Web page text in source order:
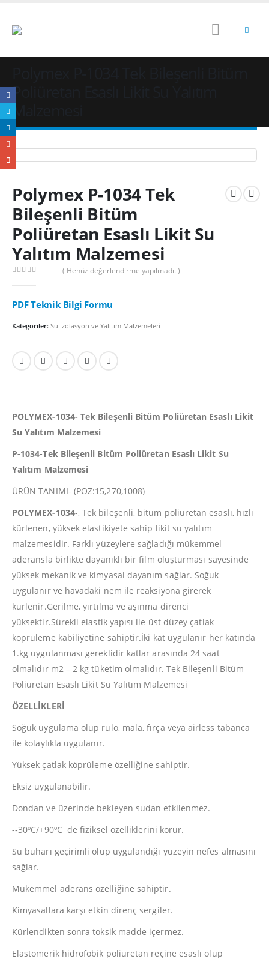
Poliüretan Esaslı Likit Su Yalıtım
Malzemesi
Polymex P-1034 Tek
Bileşenli Bitüm
Poliüretan Esaslı Likit Su
Yalıtım Malzemesi
( Henüz değerlendirme yapılmadı. )
PDF Teknik Bilgi Formu
Kategoriler: Su İzolasyon ve Yalıtım Malzemeleri
POLYMEX-1034- Tek Bileşenli Bitüm Poliüretan Esaslı Likit
Su Yalıtım Malzemesi
P-1034-Tek Bileşenli Bitüm Poliüretan Esaslı Likit Su
Yalıtım Malzemesi
ÜRÜN TANIMI- (POZ:15,270,1008)
POLYMEX-1034-, Tek bileşenli, bitüm poliüretan esaslı, hızlı
kürlenen, yüksek elastikiyete sahip likit su yalıtım
malzemesidir. Farklı yüzeylere sağladığı mükemmel
aderansla birlikte dayanıklı bir film oluşturması sayesinde
yüksek mekanik ve kimyasal dayanım sağlar. Soğuk
uygulanır ve havadaki nem ile reaksiyona girerek
kürlenir.Gerilme, yırtılma ve aşınma direnci
yüksektir.Sürekli elastik yapısı ile üst düzey çatlak
köprüleme kabiliyetine sahiptir.İki kat uygulanır her katında
1.kg uygulanması gereklidir katlar arasında 24 saat
olmalıdır m2 – 2 kg tüketim olmalıdır. Tek Bileşenli Bitüm
Poliüretan Esaslı Likit Su Yalıtım Malzemesi
ÖZELLİKLERİ
Soğuk uygulama olup rulo, mala, fırça veya airless tabanca
ile kolaylıkla uygulanır.
Yüksek çatlak köprüleme özelliğine sahiptir.
Eksiz uygulanabilir.
Dondan ve üzerinde bekleyen sudan etkilenmez.
-­‐30ºC/+90ºC de fiziksel özelliklerini korur.
Su buharı geçirimli olup uygulandığı yüzeyin nefes almasını
sağlar.
Mükemmel aderans özelliğine sahiptir.
Kimyasallara karşı etkin direnç sergiler.
Kürlendikten sonra toksik madde içermez.
Elastomerik hidrofobik poliüretan reçine esaslı olup